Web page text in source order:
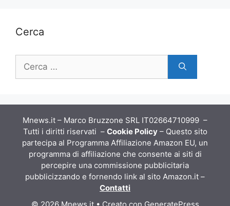
Cerca
Ricerca
Mnews.it – Marco Bruzzone SRL IT02664710999 –
Tutti i diritti riservati – Cookie Policy– Questo sito
partecipa al Programma Affiliazione Amazon EU, un
programma di affiliazione che consente ai siti di
percepire una commissione pubblicitaria
pubblicizzando e fornendo link al sito Amazon.it –
Contatti